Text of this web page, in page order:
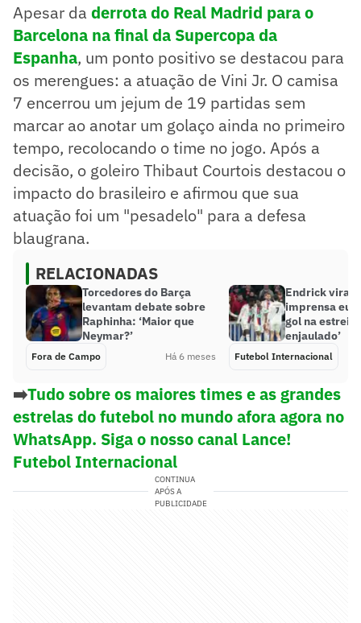
Apesar da derrota do Real Madrid para o
Barcelona na final da Supercopa da
Espanha, um ponto positivo se destacou para
os merengues: a atuação de Vini Jr. O camisa
7 encerrou um jejum de 19 partidas sem
marcar ao anotar um golaço ainda no primeiro
tempo, recolocando o time no jogo. Após a
decisão, o goleiro Thibaut Courtois destacou o
impacto do brasileiro e afirmou que sua
atuação foi um "pesadelo" para a defesa
blaugrana.
RELACIONADAS
Torcedores do Barça
levantam debate sobre
Raphinha: ‘Maior que
Neymar?’
Fora de Campo Há 6 meses
Endrick vira
imprensa
gol na estreia:
enjaulado’
Futebol Internacional
➡️Tudo sobre os maiores times e as grandes
estrelas do futebol no mundo afora agora no
WhatsApp. Siga o nosso canal Lance!
Futebol Internacional
CONTINUA
APÓS A
PUBLICIDADE